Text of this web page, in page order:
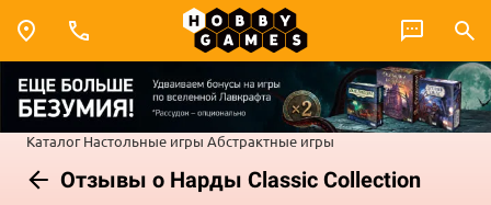
Каталог Настольные игры Абстрактные игры
Отзывы о Нарды Classic Collection